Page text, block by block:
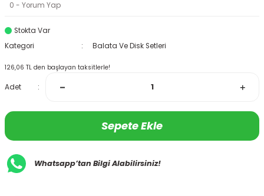
0 - Yorum Yap
Stokta Var
Kategori
Balata Ve Disk Setleri
126,06 TL den başlayan taksitlerle!
Adet
Sepete Ekle
Whatsapp’tan Bilgi Alabilirsiniz!